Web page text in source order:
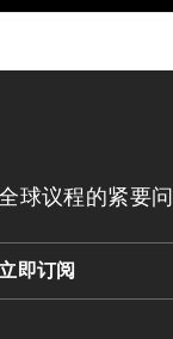
球议程的紧要问
即订阅